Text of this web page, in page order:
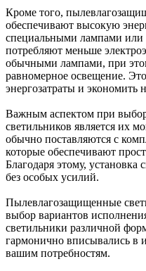
Кроме того,
обеспечивают высокую
специальными лампами или
потребляют меньше
обычными лампами, при
равномерное освещение.
энергозатраты и экономить
Важным аспектом при
светильников является их
обычно поставляются с
которые обеспечивают
Благодаря этому, установка
без особых усилий.
Пылевлагозащищенные
выбор вариантов
светильники различной
гармонично вписывались в
вашим потребностям.